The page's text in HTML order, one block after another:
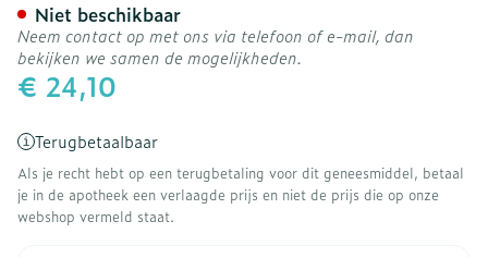
€ 24,10
Terugbetaalbaar
Als je recht hebt op een terugbetaling voor dit geneesmiddel, betaal
je in de apotheek een verlaagde prijs en niet de prijs die op onze
webshop vermeld staat.
Niet beschikbaar
Neem contact op met ons via telefoon of e-mail, dan
bekijken we samen de mogelijkheden.